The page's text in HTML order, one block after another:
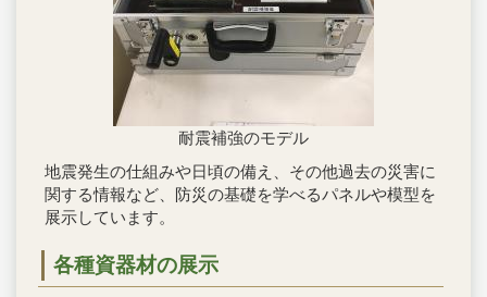
耐震補強のモデル
地震発生の仕組みや日頃の備え、その他過去の災害に
関する情報など、防災の基礎を学べるパネルや模型を
展示しています。
各種資器材の展示